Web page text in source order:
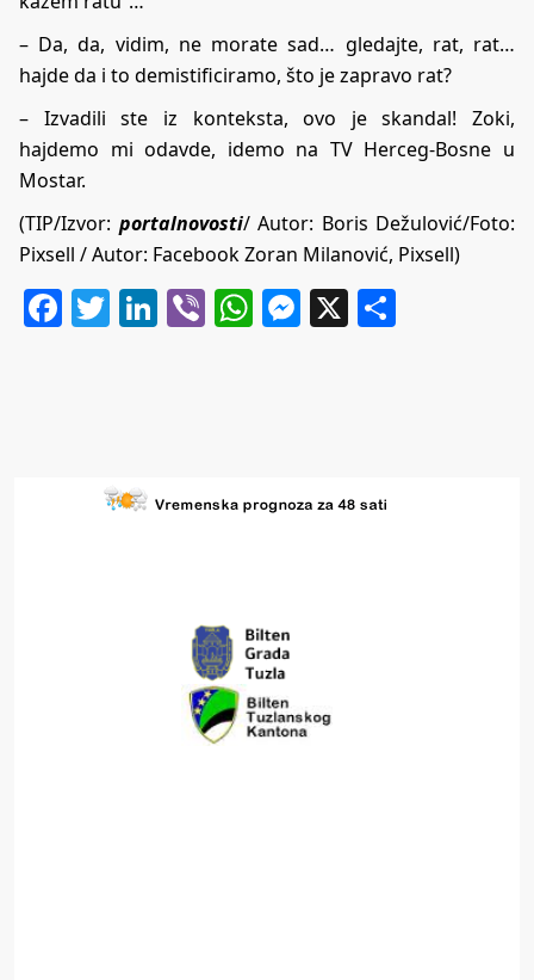
– Da, da, vidim, ne morate sad… gledajte, rat, rat…
hajde da i to demistificiramo, što je zapravo rat?
– Izvadili ste iz konteksta, ovo je skandal! Zoki,
hajdemo mi odavde, idemo na TV Herceg-Bosne u
Mostar.
(TIP/Izvor: portalnovosti/ Autor: Boris Dežulović/Foto:
Pixsell / Autor: Facebook Zoran Milanović, Pixsell)
Facebook
Twitter
LinkedIn
ViberWhatsApp
Messenger
X